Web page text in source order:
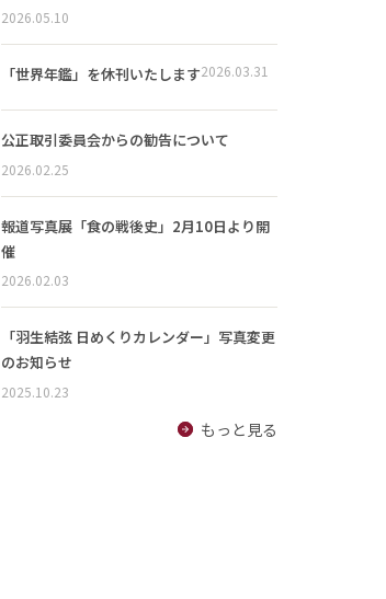
2026.05.10
「世界年鑑」を休刊いたします2026.03.31
公正取引委員会からの勧告について
2026.02.25
報道写真展「食の戦後史」2月10日より開
催
2026.02.03
「羽生結弦 日めくりカレンダー」写真変更
のお知らせ
2025.10.23
もっと見る